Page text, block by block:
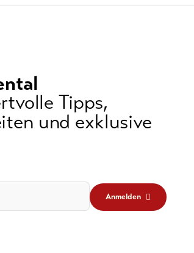
Tipps,
und exklusive
Anmelden